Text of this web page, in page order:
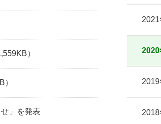
）
）
」を発表
2021
2020
2019
2018